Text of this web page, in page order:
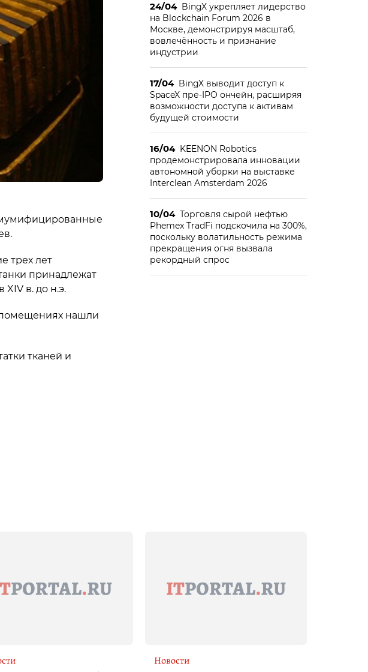
трех лет
принадлежат
в. до н.э.
помещениях нашли
тканей и
24/04 BingX укрепляет лидерство
на Blockchain Forum 2026 в
Москве, демонстрируя масштаб,
вовлечённость и признание
индустрии
17/04 BingX выводит доступ к
SpaceX пре-IPO ончейн, расширяя
возможности доступа к активам
будущей стоимости
16/04 KEENON Robotics
продемонстрировала инновации
автономной уборки на выставке
Interclean Amsterdam 2026
10/04 Торговля сырой нефтью
Phemex TradFi подскочила на 300%,
поскольку волатильность режима
прекращения огня вызвала
рекордный спрос
Новости